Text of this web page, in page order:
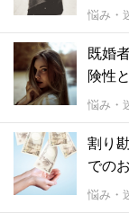
悩み・
既婚
険性
悩み・
割り
での
悩み・